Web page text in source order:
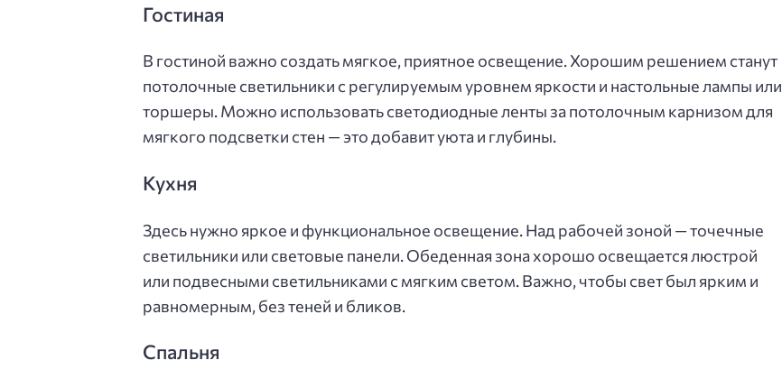
Гостиная
В гостиной важно создать мягкое, приятное освещение. Хорошим решением станут
потолочные светильники с регулируемым уровнем яркости и настольные лампы или
торшеры. Можно использовать светодиодные ленты за потолочным карнизом для
мягкого подсветки стен — это добавит уюта и глубины.
Кухня
Здесь нужно яркое и функциональное освещение. Над рабочей зоной — точечные
светильники или световые панели. Обеденная зона хорошо освещается люстрой
или подвесными светильниками с мягким светом. Важно, чтобы свет был ярким и
равномерным, без теней и бликов.
Спальня